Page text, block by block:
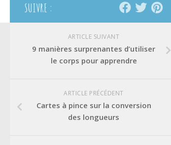
SUIVRE :
ARTICLE SUIVANT
9 manières surprenantes d’utiliser
le corps pour apprendre
ARTICLE PRÉCÉDENT
Cartes à pince sur la conversion
des longueurs